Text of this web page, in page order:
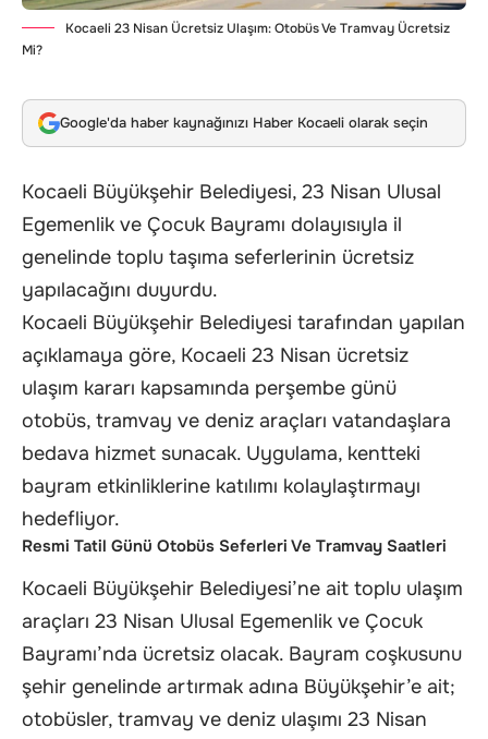
Kocaeli 23 Nisan Ücretsiz Ulaşım: Otobüs Ve Tramvay Ücretsiz
Mi?
Google'da haber kaynağınızı Haber Kocaeli olarak seçin
Kocaeli Büyükşehir Belediyesi, 23 Nisan Ulusal
Egemenlik ve Çocuk Bayramı dolayısıyla il
genelinde toplu taşıma seferlerinin ücretsiz
yapılacağını duyurdu.
Kocaeli Büyükşehir Belediyesi tarafından yapılan
açıklamaya göre, Kocaeli 23 Nisan ücretsiz
ulaşım kararı kapsamında perşembe günü
otobüs, tramvay ve deniz araçları vatandaşlara
bedava hizmet sunacak. Uygulama, kentteki
bayram etkinliklerine katılımı kolaylaştırmayı
hedefliyor.
Resmi Tatil Günü Otobüs Seferleri Ve Tramvay Saatleri
Kocaeli Büyükşehir Belediyesi’ne ait toplu ulaşım
araçları 23 Nisan Ulusal Egemenlik ve Çocuk
Bayramı’nda ücretsiz olacak. Bayram coşkusunu
şehir genelinde artırmak adına Büyükşehir’e ait;
otobüsler, tramvay ve deniz ulaşımı 23 Nisan